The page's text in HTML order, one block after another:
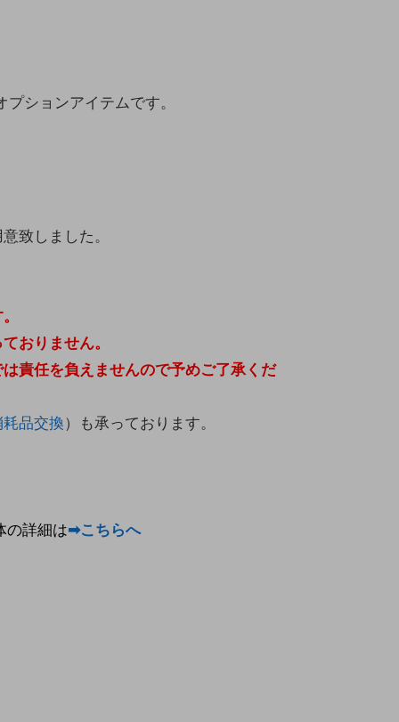
ションアイテムです。
致しました。
おりません。
責任を負えませんので予めご了承くだ
品交換 ）も承っております。
の詳細は➡こちらへ